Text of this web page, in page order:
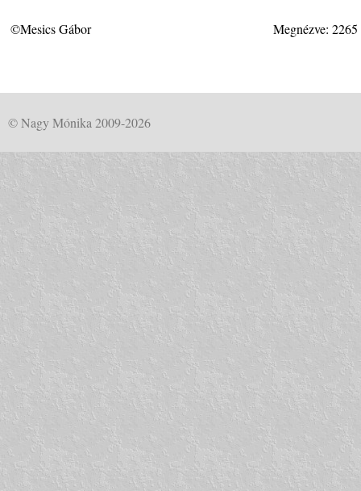
©Mesics Gábor Megnézve:
© Nagy Mónika 2009-2026